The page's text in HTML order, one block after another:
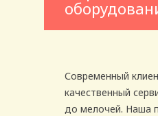
Современный
качественный
до мелочей. Наша